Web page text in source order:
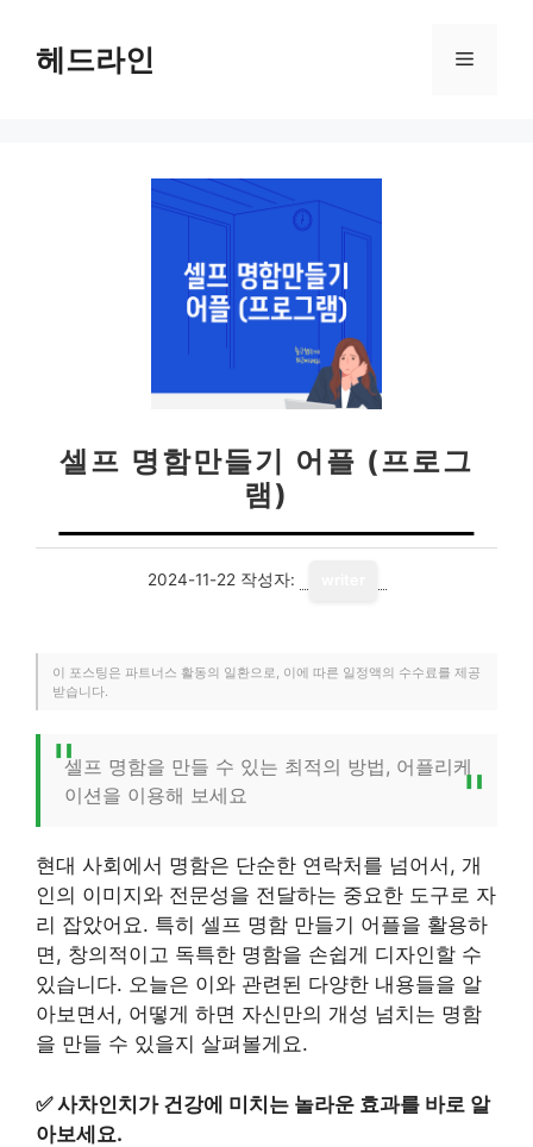
헤드라인 메
셀프 명함만들기 어플 (프로그
램)
2024-11-22 작성자:
이 포스팅은 파트너스 활동의 일환으로, 이에 따른 일정액의 수수료를 제공
받습니다.
셀프 명함을 만들 수 있는 최적의 방법, 어플리케
이션을 이용해 보세요
현대 사회에서 명함은 단순한 연락처를 넘어서, 개
인의 이미지와 전문성을 전달하는 중요한 도구로 자
리 잡았어요. 특히 셀프 명함 만들기 어플을 활용하
면, 창의적이고 독특한 명함을 손쉽게 디자인할 수
있습니다. 오늘은 이와 관련된 다양한 내용들을 알
아보면서, 어떻게 하면 자신만의 개성 넘치는 명함
을 만들 수 있을지 살펴볼게요.
✅사차인치가 건강에 미치는 놀라운 효과를 바로 알
아보세요.